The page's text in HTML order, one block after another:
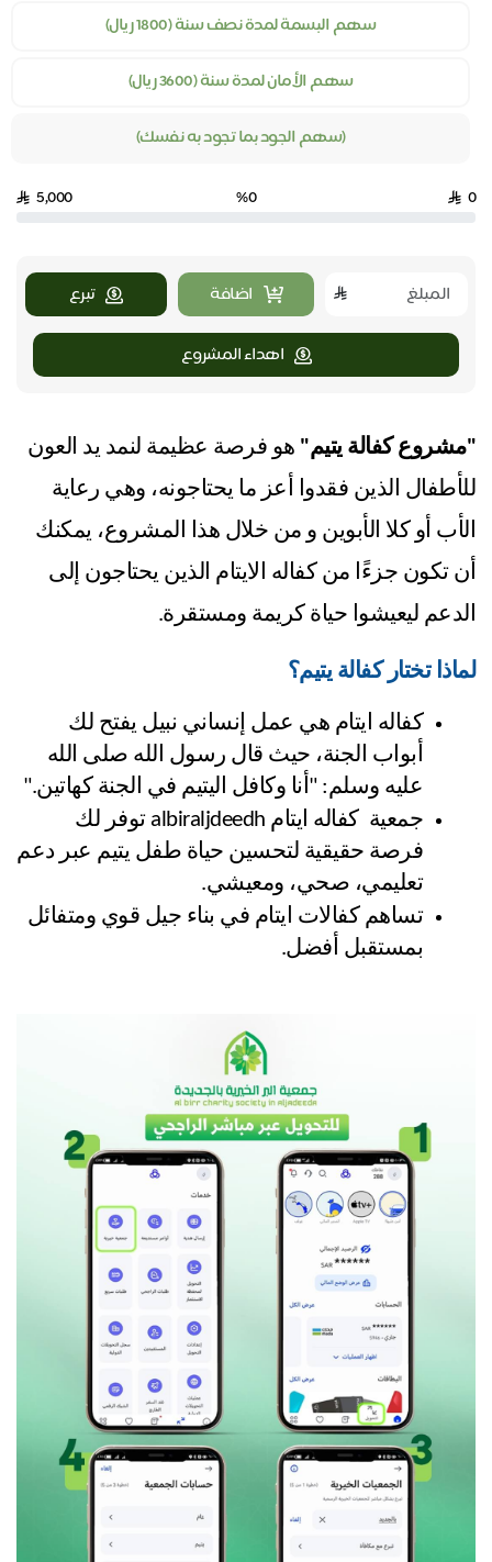
سهم البسمة لمدة نصف سنة (1800 ريال)
سهم الأمان لمدة سنة (3600 ريال)
(سهم الجود بما تجود به نفسك)
0
%0
5,000
اضافة تبرع
اهداء المشروع
"مشروع كفالة يتيم" هو فرصة عظيمة لنمد يد العون
للأطفال الذين فقدوا أعز ما يحتاجونه، وهي رعاية
الأب أو كلا الأبوين و من خلال هذا المشروع، يمكنك
أن تكون جزءًا من كفاله الايتام الذين يحتاجون إلى
الدعم ليعيشوا حياة كريمة ومستقرة.
لماذا تختار كفالة يتيم؟
عليه وسلم: "أنا وكافل اليتيم في الجنة كهاتين."
تعليمي، صحي، ومعيشي.
بمستقبل أفضل.